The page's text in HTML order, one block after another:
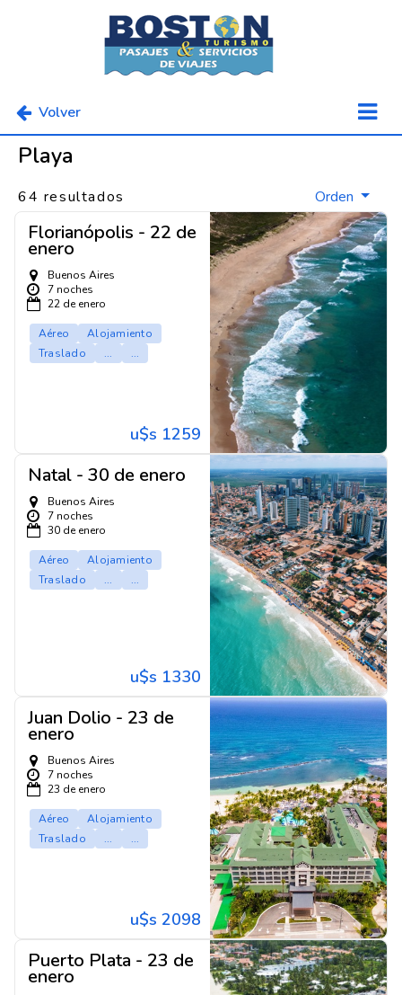
Volver
Playa
64 resultados Orden
Florianópolis - 22 de
enero
Buenos Aires
7 noches
22 de enero
Aéreo
Alojamiento
Traslado
... ...
u$s 1259
Natal - 30 de enero
Buenos Aires
7 noches
30 de enero
Aéreo
Alojamiento
Traslado
... ...
u$s 1330
Juan Dolio - 23 de
enero
Buenos Aires
7 noches
23 de enero
Aéreo
Alojamiento
Traslado
... ...
u$s 2098
Puerto Plata - 23 de
enero